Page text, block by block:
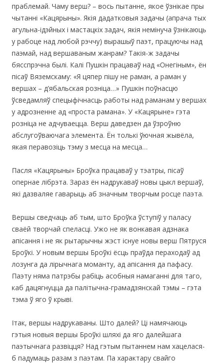
праблемай. Чаму верш? – вось пытанне, якое ўзнікае пры
чытанні «Кацярыны». Якія дадатковыя задачы (апрача тых
агульна-ідэйных і мастацкіх задач, якія немінуча ўзнікаюць
у рабоце над любой рэччу) вырашыў паэт, працуючы над
паэмай, над вершаваным жанрам? Такія-ж задачы
бясспрэчна былі. Калі Пушкін працаваў над «Онегіным», ён
пісаў Вяземскаму: «Я цяпер пішу не раман, а раман у
вершах – д’ябальская розніца…» Пушкін поўнасцю
ўсведамляў спецыфічнасць работы над раманам у вершах
у адрозненне ад «проста рамана». У «Кацярыне» гэта
розніца не адчуваецца. Верш даведзен да ўзроўню
абслугоўваючага элемента. Ён толькі ўючная жывёла,
якая перавозіць тэму з месца на месца…
Пасля «Кацярыны» Броўка працаваў у тэатры, пісаў
опернае лібрэта. Зараз ён надрукаваў новы цыкл вершаў,
які дазваляе гаварыць аб значным творчым росце паэта.
Вершы сведчаць аб тым, што Броўка ўступіў у паласу
сваёй творчай спеласці. Ужо не як вонкавая адзнака
апісання і не як рытарычны жэст існуе новы верш Пятруся
Броўкі. У новым вершы Броўкі ёсць праўда пераходаў ад
лозунга да лірычнага моманту, ад апісання да пафасу.
Паэту няма патрэбы рабіць асобныя намаганні для таго,
каб дацягнуцца да палітычна-грамадзянскай тэмы – гэта
тэма ў яго ў крыві.
Ітак, вершы надрукаваны. Што далей? Ці намячаюць
гэтыя новыя вершы Броўкі шляхі да яго далейшага
паэтычнага развіцця? Над гэтым пытаннем нам хацелася-
б падумаць разам з паэтам. Па характару свайго